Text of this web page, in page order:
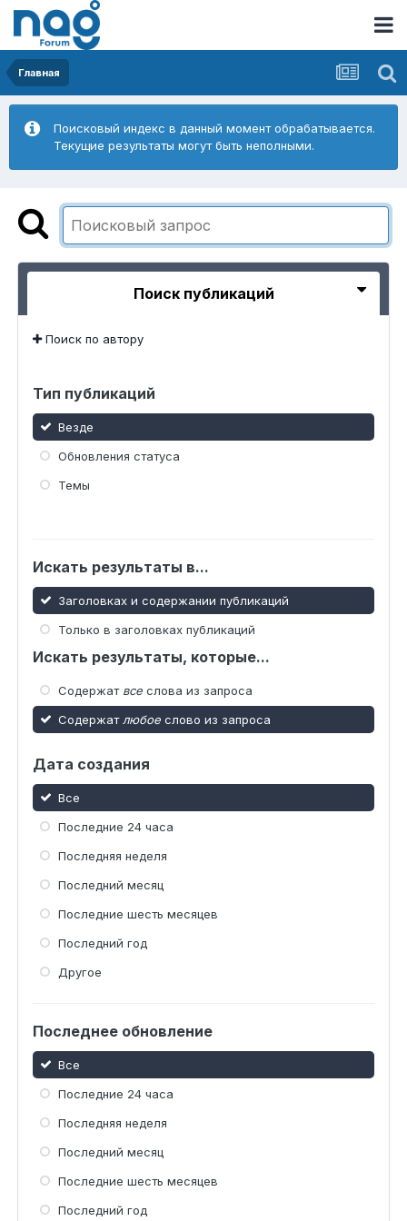
Главная
Поисковый индекс в данный момент обрабатывается.
Текущие результаты могут быть неполными.
Поиск публикаций
Поиск по автору
Тип публикаций
Везде
Обновления статуса
Темы
Искать результаты в...
Заголовках и содержании публикаций
Только в заголовках публикаций
Искать результаты, которые...
Содержат все слова из запроса
Содержат любое слово из запроса
Дата создания
Все
Последние 24 часа
Последняя неделя
Последний месяц
Последние шесть месяцев
Последний год
Другое
Последнее обновление
Все
Последние 24 часа
Последняя неделя
Последний месяц
Последние шесть месяцев
Последний год